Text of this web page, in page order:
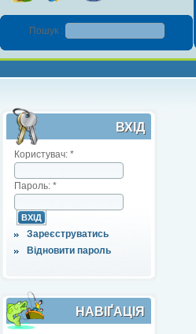
Пошук :
ВХІД
Користувач: *
Пароль: *
Зареєструватись
Відновити пароль
НАВІҐАЦІЯ